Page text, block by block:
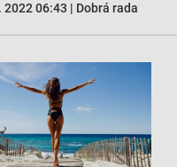
2022 06:43 | Dobrá rada